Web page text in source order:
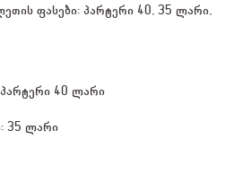
ფასები: პარტერი 40, 35 ლარი,
40 ლარი
35 ლარი